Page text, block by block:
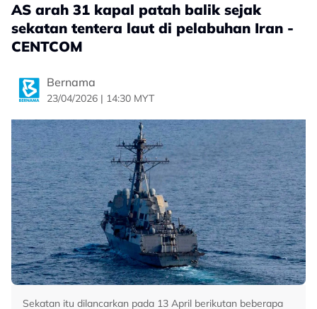
AS arah 31 kapal patah balik sejak
sekatan tentera laut di pelabuhan Iran -
CENTCOM
Bernama
23/04/2026 | 14:30 MYT
Sekatan itu dilancarkan pada 13 April berikutan beberapa